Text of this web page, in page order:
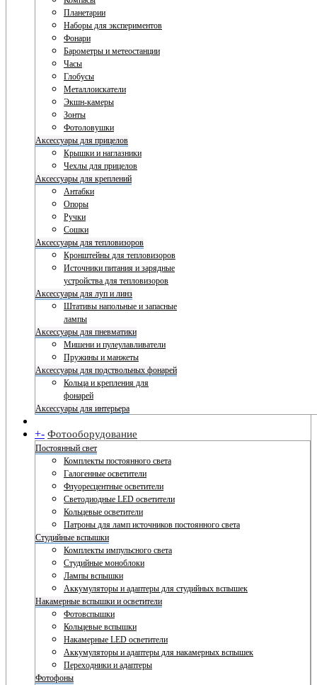
Планетарии
Наборы для экспериментов
Фонари
Барометры и метеостанции
Часы
Глобусы
Металлоискатели
Экшн-камеры
Зонты
Фотоловушки
Аксессуары для прицелов
Крышки и наглазники
Чехлы для прицелов
Аксессуары для креплений
Антабки
Опоры
Ручки
Сошки
Аксессуары для тепловизоров
Кронштейны для тепловизоров
Источники питания и зарядные
устройства для тепловизоров
Аксессуары для луп и линз
Штативы напольные и запасные
лампы
Аксессуары для пневматики
Мишени и пулеулавливатели
Пружины и манжеты
Аксессуары для подствольных фонарей
Кольца и крепления для
фонарей
Аксессуары для интерьера
+- Фотооборудование
Постоянный свет
Комплекты постоянного света
Галогенные осветители
Флуоресцентные осветители
Светодиодные LED осветители
Кольцевые осветители
Патроны для ламп источников постоянного света
Студийные вспышки
Комплекты импульсного света
Студийные моноблоки
Лампы вспышки
Аккумуляторы и адаптеры для студийных вспышек
Накамерные вспышки и осветители
Фотовспышки
Кольцевые вспышки
Накамерные LED осветители
Аккумуляторы и адаптеры для накамерных вспышек
Переходники и адаптеры
Фотофоны